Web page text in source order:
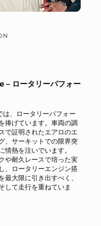
– ロータリーパフォー
、ロータリーパフォー
捧げています。車両の調
で証明されたエアロのエ
、サーキットでの限界突
情熱を注いでいます。
や耐久レースで培った実
、ロータリーエンジン搭
最大限に引き出すべく、
して走行を重ねていま